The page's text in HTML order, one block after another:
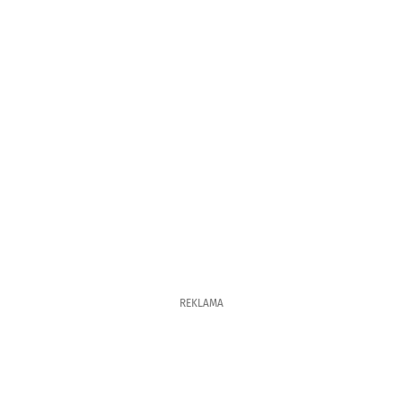
REKLAMA